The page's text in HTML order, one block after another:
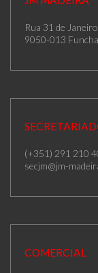
Rua 31 de
9050-013
(+351) 291 210
secjm@jm-
COMERCIAL